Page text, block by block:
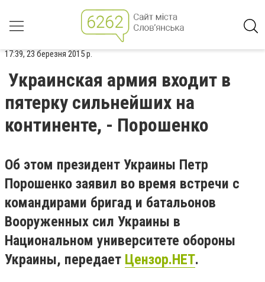
17:39, 23 березня 2015 р.
Украинская армия входит в
пятерку сильнейших на
континенте, - Порошенко
Об этом президент Украины Петр
Порошенко заявил во время встречи с
командирами бригад и батальонов
Вооруженных сил Украины в
Национальном университете обороны
Украины, передает Цензор.НЕТ.